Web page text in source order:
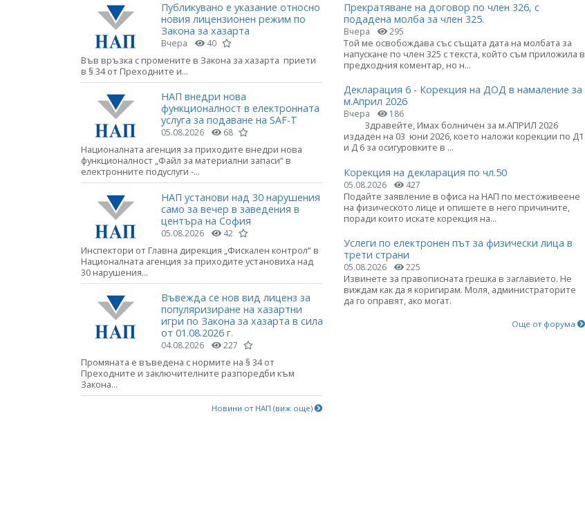
Публикувано е указание относно
новия лицензионен режим по
Закона за хазарта
Вчера 40
Във връзка с промените в Закона за хазарта приети
в § 34 от Преходните и...
НАП внедри нова
функционалност в електронната
услуга за подаване на SAF-T
05.08.2026 68
Националната агенция за приходите внедри нова
функционалност „Файл за материални запаси“ в
електронните подуслуги -...
НАП установи над 30 нарушения
само за вечер в заведения в
центъра на София
05.08.2026 42
Инспектори от Главна дирекция „Фискален контрол“ в
Националната агенция за приходите установиха над
30 нарушения...
Въвежда се нов вид лиценз за
популяризиране на хазартни
игри по Закона за хазарта в сила
от 01.08.2026 г.
04.08.2026 227
Промяната е въведена с нормите на § 34 от
Преходните и заключителните разпоредби към
Закона...
Новини от НАП (виж още)
Прекратяване на договор по член 326, с
подадена молба за член 325.
Вчера 295
Той ме освобождава със същата дата на молбата за
напускане по член 325 с текста, който съм приложила в
предходния коментар, но н...
Декларация 6 - Корекция на ДОД в намаление за
м.Април 2026
Вчера 186
Здравейте, Имах болничен за м.АПРИЛ 2026
издаден на 03 юни 2026, което наложи корекции по Д1
и Д 6 за осигуровките в ...
Корекция на декларация по чл.50
05.08.2026 427
Подайте заявление в офиса на НАП по местоживеене
на физическото лице и опишете в него причините,
поради които искате корекция на...
Услеги по електронен път за физически лица в
трети страни
05.08.2026 225
Извинете за правописната грешка в заглавието. Не
виждам как да я коригирам. Моля, администраторите
да го оправят, ако могат.
Още от форума